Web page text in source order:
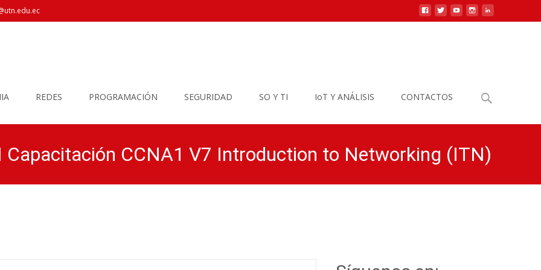
REDES PROGRAMACIÓN SEGURIDAD SO Y TI IoT Y ANÁLISIS CONTACTOS
Buscar
por:
Capacitación CCNA1 V7 Introduction to Networking (ITN)